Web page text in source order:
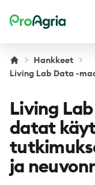
ProAgria
Hankkeet
Living Lab Data -
Living
datat
ja